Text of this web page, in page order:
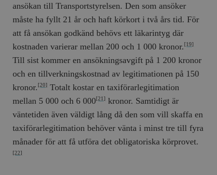
ansökan till Transportstyrelsen. Den som ansöker
måste ha fyllt 21 år och haft körkort i två års tid. För
att få ansökan godkänd behövs ett läkarintyg där
kostnaden varierar mellan 200 och 1 000 kronor. [19]
Till sist kommer en ansökningsavgift på 1 200 kronor
och en tillverkningskostnad av legitimationen på 150
kronor. [20] Totalt kostar en taxiförarlegitimation
mellan 5 000 och 6 000[21] kronor. Samtidigt är
väntetiden även väldigt lång då den som vill skaffa en
taxiförarlegitimation behöver vänta i minst tre till fyra
månader för att få utföra det obligatoriska körprovet.
[22]